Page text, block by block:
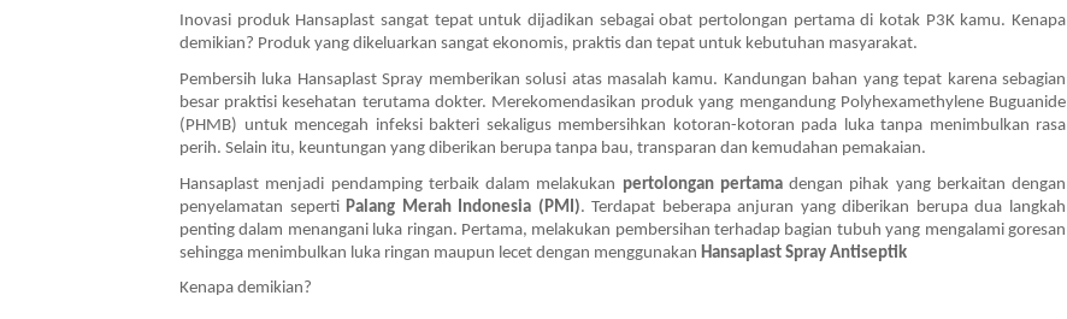
Inovasi produk Hansaplast sangat tepat untuk dijadikan sebagai obat pertolongan pertama di kotak P3K kamu. Kenapa
demikian? Produk yang dikeluarkan sangat ekonomis, praktis dan tepat untuk kebutuhan masyarakat.
Pembersih luka Hansaplast Spray memberikan solusi atas masalah kamu. Kandungan bahan yang tepat karena sebagian
besar praktisi kesehatan terutama dokter. Merekomendasikan produk yang mengandung Polyhexamethylene Buguanide
(PHMB) untuk mencegah infeksi bakteri sekaligus membersihkan kotoran-kotoran pada luka tanpa menimbulkan rasa
perih. Selain itu, keuntungan yang diberikan berupa tanpa bau, transparan dan kemudahan pemakaian.
Hansaplast menjadi pendamping terbaik dalam melakukan pertolongan pertama dengan pihak yang berkaitan dengan
penyelamatan seperti Palang Merah Indonesia (PMI). Terdapat beberapa anjuran yang diberikan berupa dua langkah
penting dalam menangani luka ringan. Pertama, melakukan pembersihan terhadap bagian tubuh yang mengalami goresan
sehingga menimbulkan luka ringan maupun lecet dengan menggunakan Hansaplast Spray Antiseptik
Kenapa demikian?